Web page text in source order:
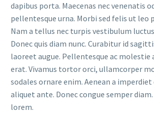
dapibus porta. Maecenas nec venenatis
pellentesque urna. Morbi sed felis ut leo
Nam a tellus nec turpis vestibulum luctus
Donec quis diam nunc. Curabitur id
laoreet augue. Pellentesque ac molestie
erat. Vivamus tortor orci, ullamcorper
sodales ornare enim. Aenean a
aliquet ante. Donec congue semper
lorem.